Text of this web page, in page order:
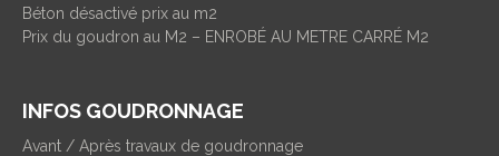
Béton désactivé prix au m2
Prix du goudron au M2 – ENROBÉ AU METRE CARRÉ M2
INFOS GOUDRONNAGE
Avant / Après travaux de goudronnage